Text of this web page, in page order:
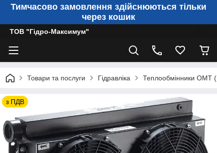
Тимчасово замовлення здійснюються тільки
через кошик
ТОВ "Гідро-Максимум"
Товари та послуги Гідравліка Теплообмінники OMT
з ПДВ